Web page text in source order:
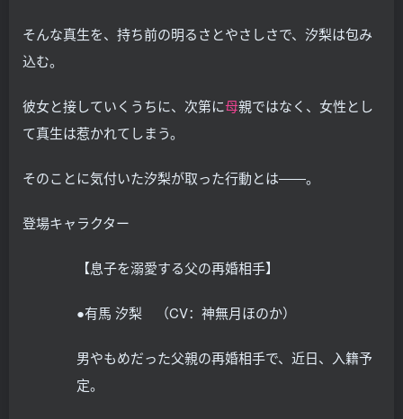
そんな真生を、持ち前の明るさとやさしさで、汐梨は包み
込む。
彼女と接していくうちに、次第に母親ではなく、女性とし
て真生は惹かれてしまう。
そのことに気付いた汐梨が取った行動とは――。
登場キャラクター
【息子を溺愛する父の再婚相手】
●有馬 汐梨 （CV：神無月ほのか）
男やもめだった父親の再婚相手で、近日、入籍予
定。